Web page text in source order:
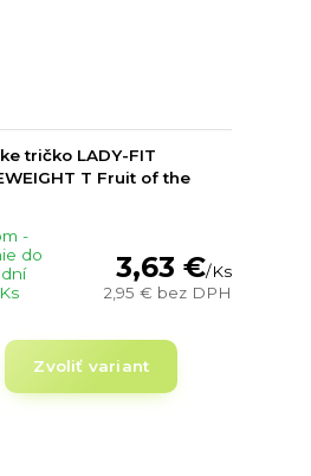
tričko LADY-FIT
T Fruit of the
3,63 €/Ks
2,95 € bez DPH
-
do
dní
Zvoliť variant